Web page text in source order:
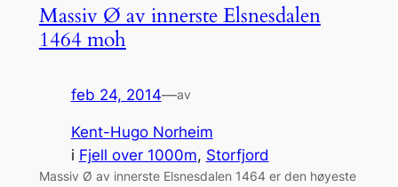
Massiv Ø av innerste Elsnesdalen
1464 moh
feb 24, 2014—av
Kent-Hugo Norheim
i Fjell over 1000m, Storfjord
Massiv Ø av innerste Elsnesdalen 1464 er den høyeste